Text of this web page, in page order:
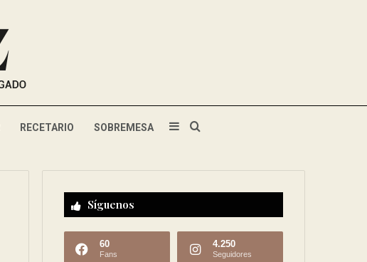
RECETARIO SOBREMESA
Síguenos
60
Fans
4.250
Seguidores